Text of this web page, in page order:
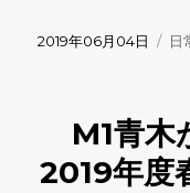
投
2019年06月04日
カ
ー
日
M1青木
2019年度